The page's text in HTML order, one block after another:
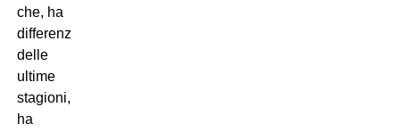
che, ha
differenza
delle
ultime
stagioni,
ha